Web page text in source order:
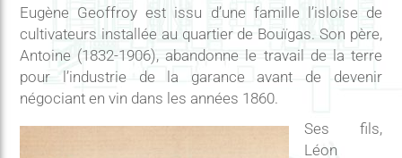
Eugène Geoffroy est issu d’une famille l’isloise de
cultivateurs installée au quartier de Bouïgas. Son père,
Antoine (1832-1906), abandonne le travail de la terre
pour l’industrie de la garance avant de devenir
négociant en vin dans les années 1860.
Ses fils,
Léon